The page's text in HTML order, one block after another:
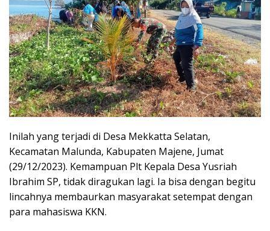
Inilah yang terjadi di Desa Mekkatta Selatan,
Kecamatan Malunda, Kabupaten Majene, Jumat
(29/12/2023). Kemampuan Plt Kepala Desa Yusriah
Ibrahim SP, tidak diragukan lagi. Ia bisa dengan begitu
lincahnya membaurkan masyarakat setempat dengan
para mahasiswa KKN.